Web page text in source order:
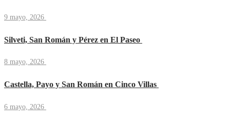
9 mayo, 2026
Silveti, San Román y Pérez en El Paseo
8 mayo, 2026
Castella, Payo y San Román en Cinco Villas
6 mayo, 2026